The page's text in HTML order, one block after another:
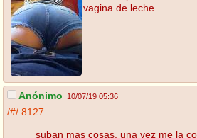
vagina de leche
Anónimo 10/07/19 05:36
/#/ 8127
suban mas cosas, una vez me la